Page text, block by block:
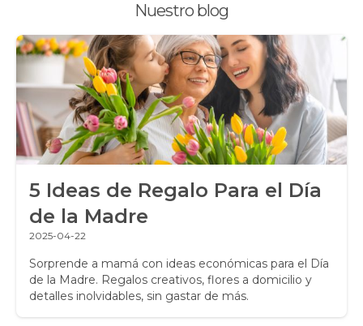
Nuestro blog
5 Ideas de Regalo Para el Día
de la Madre
2025-04-22
Sorprende a mamá con ideas económicas para el Día
de la Madre. Regalos creativos, flores a domicilio y
detalles inolvidables, sin gastar de más.
Promociones y Ofertas
Ramos de Flores
Ramos de Novia
Ramos de Rosas
Regalos a Domicilio
Regalos para Hombres
Regalos para niños
Rosas
Rosas Amarillas